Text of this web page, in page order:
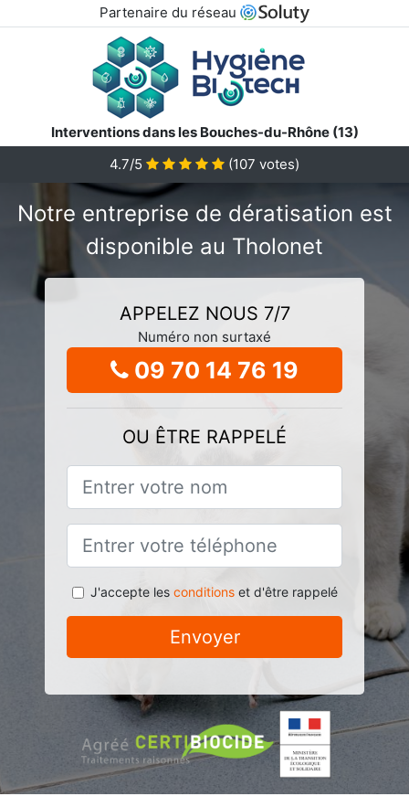
Partenaire du réseau
Interventions dans les Bouches-du-Rhône (13)
4.7/5
(107 votes)
Notre entreprise de dératisation est
disponible au Tholonet
APPELEZ NOUS 7/7
Numéro non surtaxé
09 70 14 76 19
OU ÊTRE RAPPELÉ
J'accepte les conditionset d'être rappelé
Envoyer